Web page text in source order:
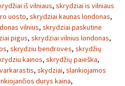
iš vilniaus, skrydziai is vilniaus
uosto, skrydziai kaunas londonas,
vilnius, skrydziai paskutine
pigus, skrydziai vilnius londonas,
, skrydziu bendroves, skrydžių
kainos, skrydžių paieška,
, skydziai, slankiojamos
durys kaina,